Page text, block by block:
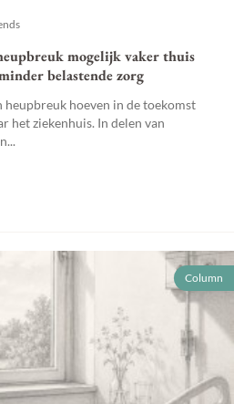
mogelijk vaker thuis
belastende zorg
heupbreuk hoeven in de toekomst
het ziekenhuis. In delen van
Column